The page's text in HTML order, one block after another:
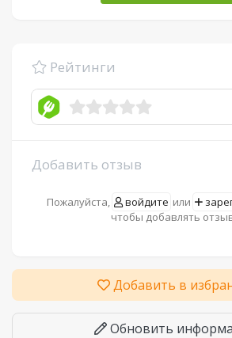
Рейтинги
Добавить отзыв
Пожалуйста, войдите или
чтобы добавлять
Добавить в
Обновить